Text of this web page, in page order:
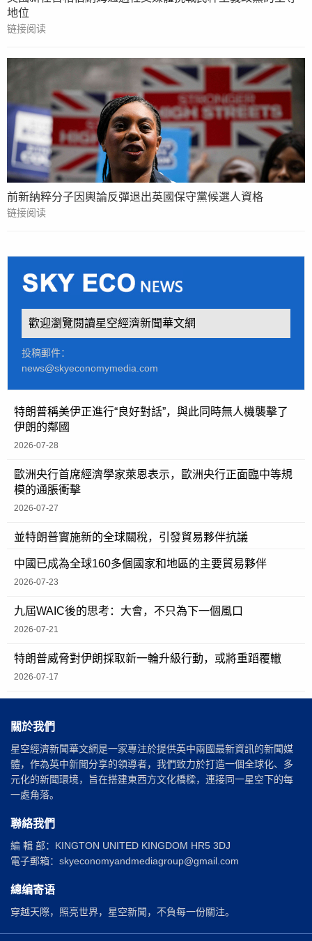
地位
链接阅读
前新納粹分子因輿論反彈退出英國保守黨候選人資格
链接阅读
歡迎瀏覽閱讀星空經濟新聞華文網
投稿郵件：
news@skyeconomymedia.com
特朗普稱美伊正進行“良好對話”，與此同時無人機襲擊了
伊朗的鄰國
2026-07-28
歐洲央行首席經濟學家萊恩表示，歐洲央行正面臨中等規
模的通脹衝擊
2026-07-27
並特朗普實施新的全球關稅，引發貿易夥伴抗議
中國已成為全球160多個國家和地區的主要貿易夥伴
2026-07-23
九屆WAIC後的思考：大會，不只為下一個風口
2026-07-21
特朗普威脅對伊朗採取新一輪升級行動，或將重蹈覆轍
2026-07-17
關於我們
星空經濟新聞華文網是一家專注於提供英中兩國最新資訊的新聞媒
體，作為英中新聞分享的領導者，我們致力於打造一個全球化、多
元化的新聞環境，旨在搭建東西方文化橋樑，連接同一星空下的每
一處角落。
聯絡我們
編 輯 部：KINGTON UNITED KINGDOM HR5 3DJ
電子郵箱：skyeconomyandmediagroup@gmail.com
總编寄语
穿越天際，照亮世界，星空新聞，不負每一份關注。